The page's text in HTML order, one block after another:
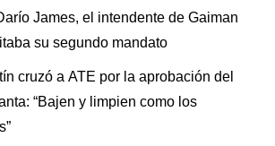
James, el intendente de Gaiman
su segundo mandato
cruzó a ATE por la aprobación del
“Bajen y limpien como los